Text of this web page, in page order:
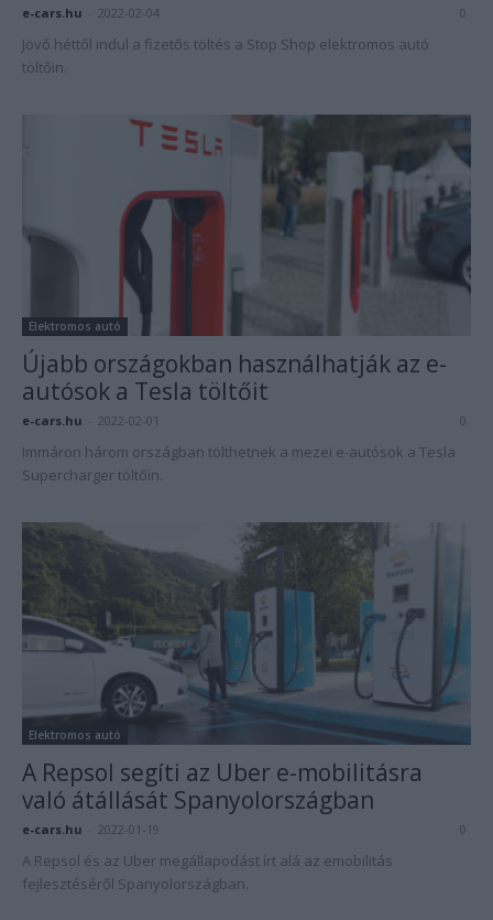
e-cars.hu 2022-02-04 0
Jövő héttől indul a fizetős töltés a Stop Shop elektromos autó
töltőin.
Elektromos autó
Újabb országokban használhatják az e-
autósok a Tesla töltőit
e-cars.hu 2022-02-01 0
Immáron három országban tölthetnek a mezei e-autósok a Tesla
Supercharger töltőin.
Elektromos autó
A Repsol segíti az Uber e-mobilitásra
való átállását Spanyolországban
e-cars.hu 2022-01-19 0
A Repsol és az Uber megállapodást írt alá az emobilitás
fejlesztéséről Spanyolországban.